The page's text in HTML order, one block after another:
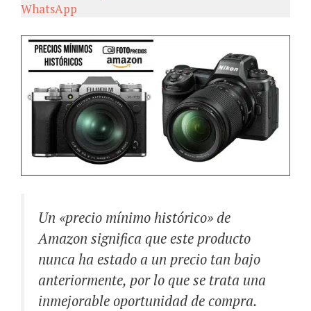
WhatsApp
Un «precio mínimo histórico» de
Amazon significa que este producto
nunca ha estado a un precio tan bajo
anteriormente, por lo que se trata una
inmejorable oportunidad de compra.